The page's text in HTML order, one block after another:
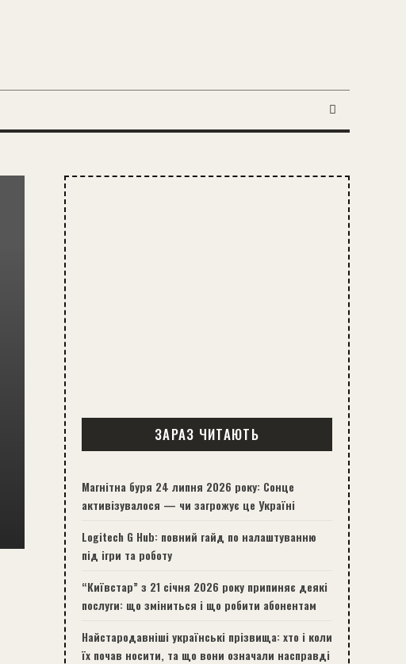
ЗАРАЗ ЧИТАЮТЬ
Магнітна буря 24 липня 2026 року: Сонце
активізувалося — чи загрожує це Україні
Logitech G Hub: повний гайд по налаштуванню
під ігри та роботу
“Київстар” з 21 січня 2026 року припиняє деякі
послуги: що зміниться і що робити абонентам
Найстародавніші українські прізвища: хто і коли
їх почав носити, та що вони означали насправді